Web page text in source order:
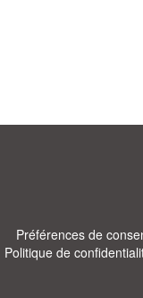
Préférences de
Politique de